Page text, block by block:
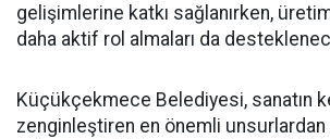
gelişimlerine katkı sağlanırken,
daha aktif rol almaları da
Küçükçekmece Belediyesi, sanatın
zenginleştiren en önemli